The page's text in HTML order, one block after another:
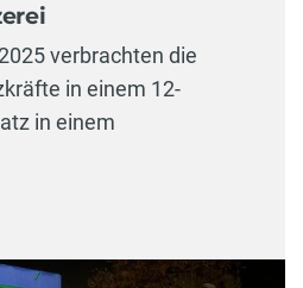
verbrachten die
in einem 12-
in einem